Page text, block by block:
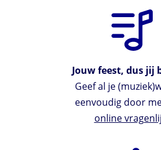
Jouw feest, dus jij
Geef al je
eenvoudig door
online